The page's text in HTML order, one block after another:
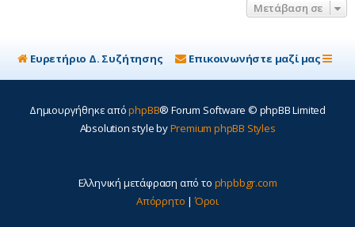
Μετάβαση σε
Ευρετήριο Δ. Συζήτησης Επικοινωνήστε μαζί μας
Δημιουργήθηκε απόphpBB® Forum Software © phpBB Limited
Absolution style byPremium phpBB Styles
Ελληνική μετάφραση από το phpbbgr.com
Απόρρητο |Όροι